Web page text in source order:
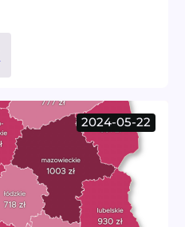
(Nie)ważne
2024-05-22